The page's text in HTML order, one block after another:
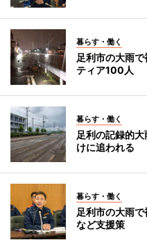
暮らす・働く
足利市の大雨
ティア100人
暮らす・働く
足利の記録的
けに追われる
暮らす・働く
足利市の大雨
など支援策